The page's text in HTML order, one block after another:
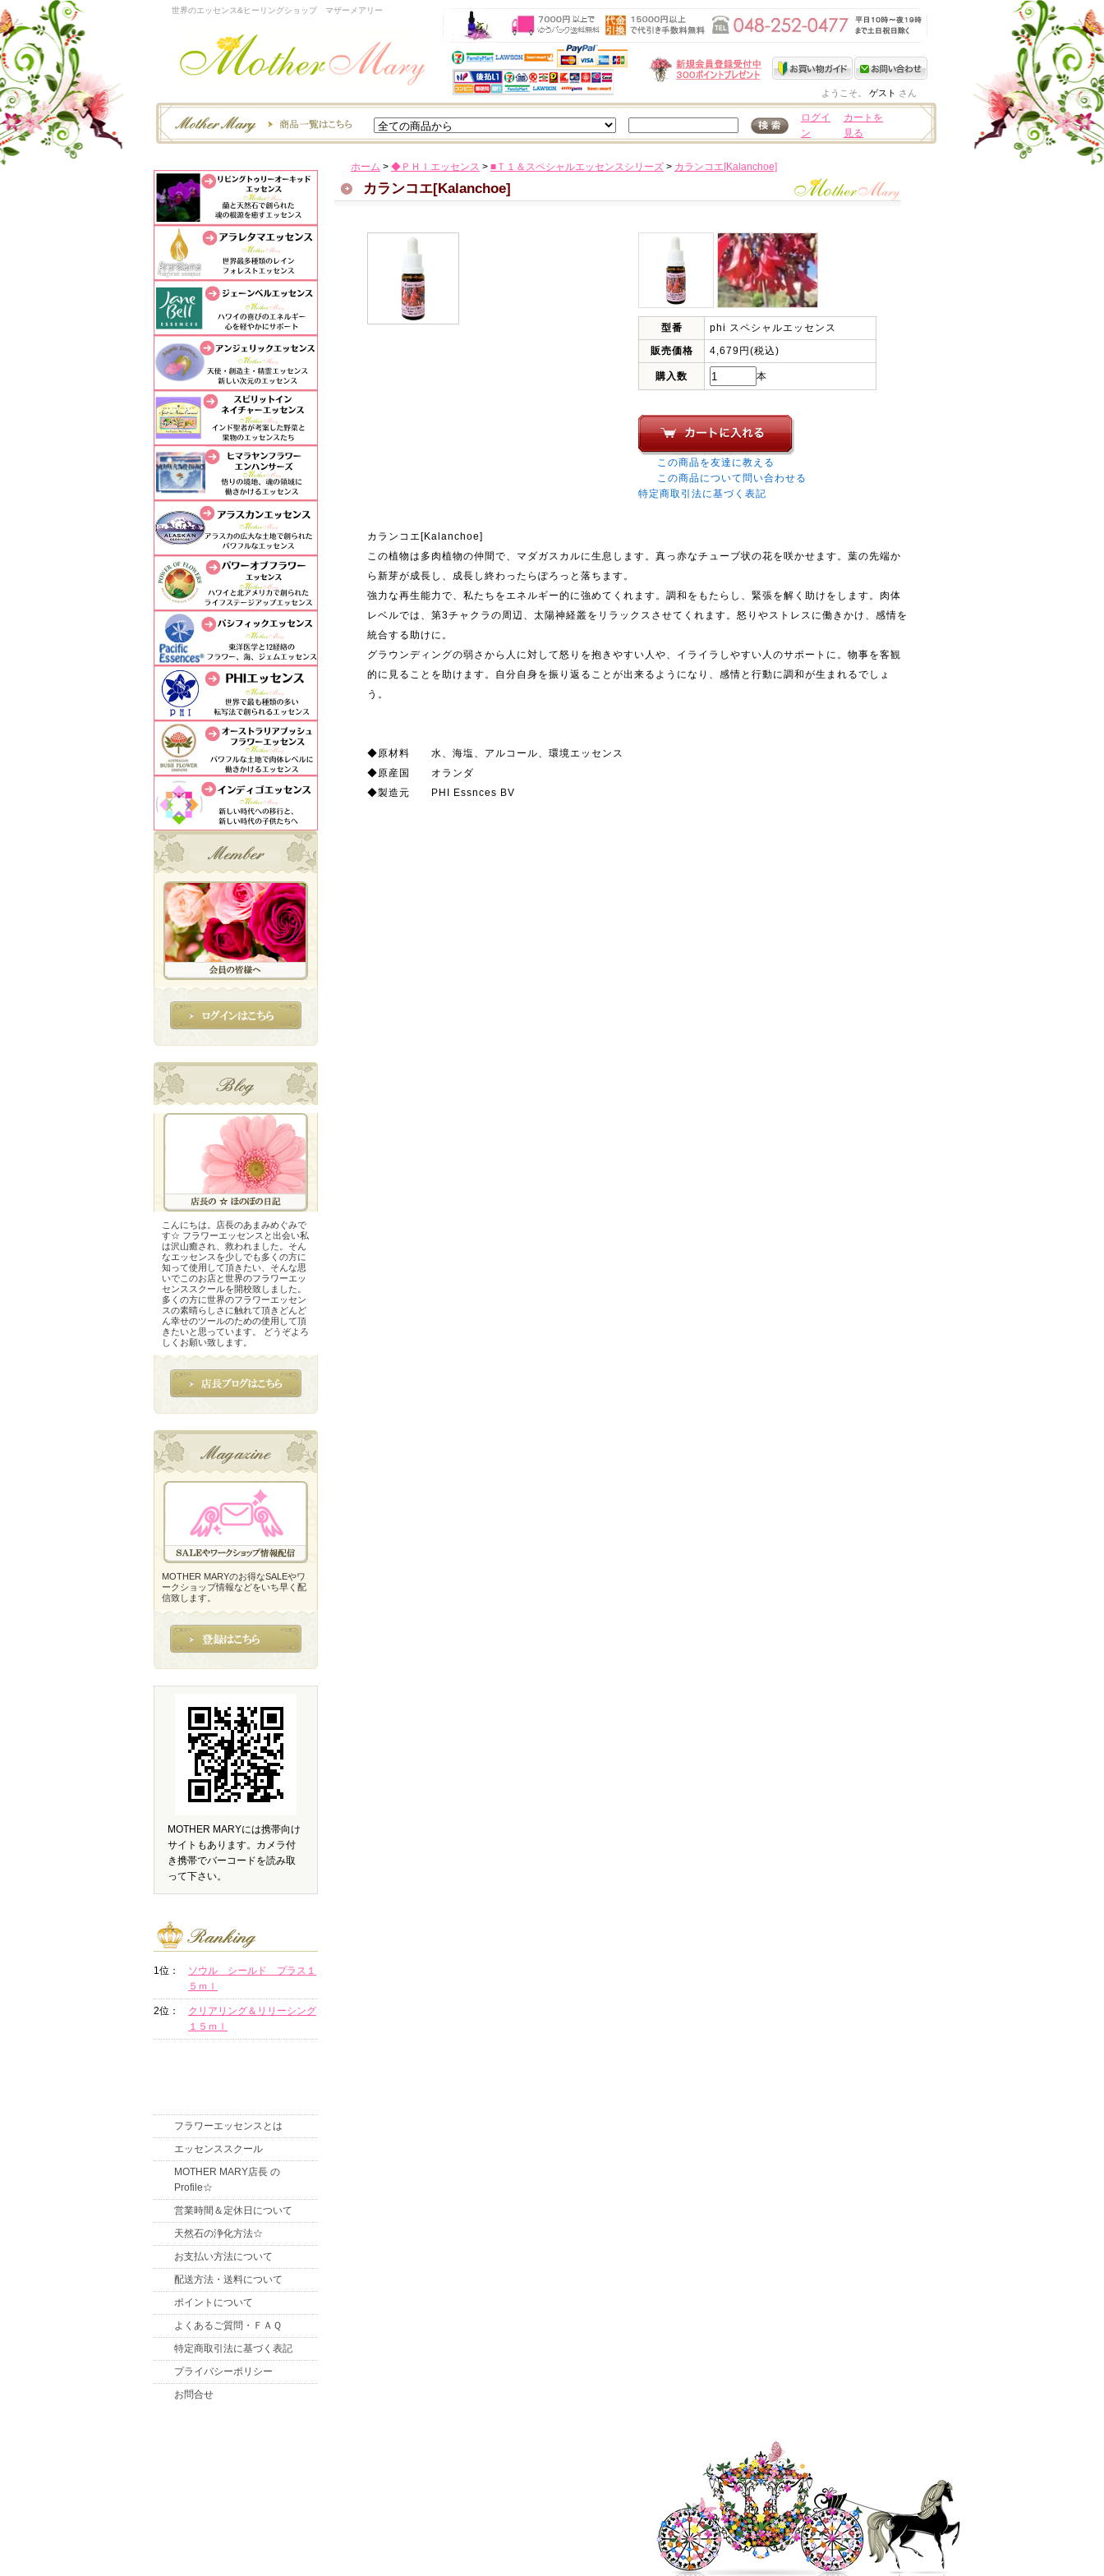
世界のエッセンス&ヒーリングショップ マザーメアリー
ようこそ。 ゲスト さん
ログイ
ン
カートを
見る
ホーム > ◆ＰＨＩエッセンス > ■Ｔ１＆スペシャルエッセンスシリーズ > カランコエ[Kalanchoe]
カランコエ[Kalanchoe]
型番
phi スペシャルエッセンス
販売価格
4,679円(税込)
購入数 本
この商品を友達に教える
この商品について問い合わせる
特定商取引法に基づく表記
カランコエ[Kalanchoe]
この植物は多肉植物の仲間で、マダガスカルに生息します。真っ赤なチューブ状の花を咲かせます。葉の先端か
ら新芽が成長し、成長し終わったらぽろっと落ちます。
強力な再生能力で、私たちをエネルギー的に強めてくれます。調和をもたらし、緊張を解く助けをします。肉体
レベルでは、第3チャクラの周辺、太陽神経叢をリラックスさせてくれます。怒りやストレスに働きかけ、感情を
統合する助けに。
グラウンディングの弱さから人に対して怒りを抱きやすい人や、イライラしやすい人のサポートに。物事を客観
的に見ることを助けます。自分自身を振り返ることが出来るようになり、感情と行動に調和が生まれるでしょ
う。
◆原材料 水、海塩、アルコール、環境エッセンス
◆原産国 オランダ
◆製造元 PHI Essnces BV
こんにちは。店長のあまみめぐみで
す☆ フラワーエッセンスと出会い私
は沢山癒され、救われました。そん
なエッセンスを少しでも多くの方に
知って使用して頂きたい、そんな思
いでこのお店と世界のフラワーエッ
センススクールを開校致しました。
多くの方に世界のフラワーエッセン
スの素晴らしさに触れて頂きどんど
ん幸せのツールのための使用して頂
きたいと思っています。 どうぞよろ
しくお願い致します。
MOTHER MARYのお得なSALEやワ
ークショップ情報などをいち早く配
信致します。
MOTHER MARYには携帯向け
サイトもあります。カメラ付
き携帯でバーコードを読み取
って下さい。
1位：
ソウル シールド プラス１
５ｍｌ
2位：
クリアリング＆リリーシング
１５ｍｌ
フラワーエッセンスとは
エッセンススクール
MOTHER MARY店長 の
Profile☆
営業時間＆定休日について
天然石の浄化方法☆
お支払い方法について
配送方法・送料について
ポイントについて
よくあるご質問・ＦＡＱ
特定商取引法に基づく表記
プライバシーポリシー
お問合せ